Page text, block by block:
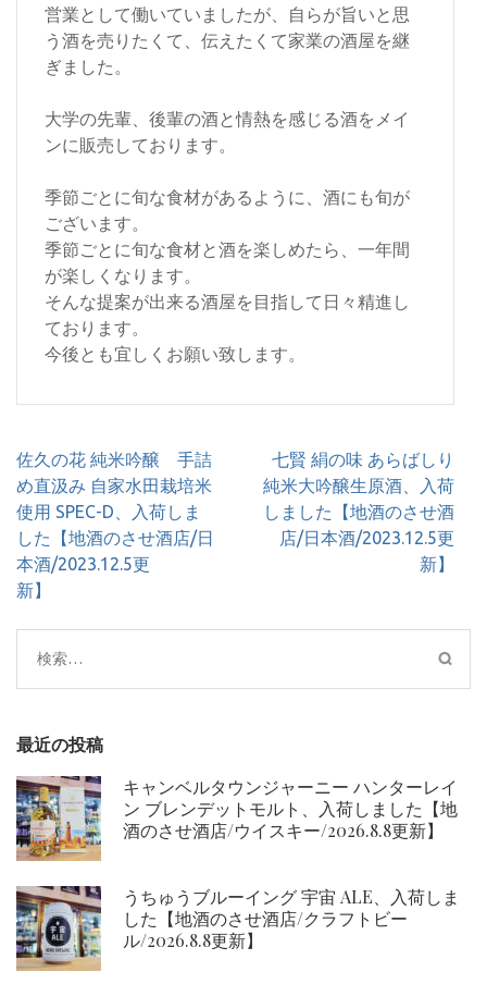
営業として働いていましたが、自らが旨いと思
う酒を売りたくて、伝えたくて家業の酒屋を継
ぎました。
大学の先輩、後輩の酒と情熱を感じる酒をメイ
ンに販売しております。
季節ごとに旬な食材があるように、酒にも旬が
ございます。
季節ごとに旬な食材と酒を楽しめたら、一年間
が楽しくなります。
そんな提案が出来る酒屋を目指して日々精進し
ております。
今後とも宜しくお願い致します。
投
稿
ナ
ビ
ゲ
ー
ン
佐久の花 純米吟醸 手詰
め直汲み 自家水田栽培米
使用 SPEC-D、入荷しま
した【地酒のさせ酒店/日
本酒/2023.12.5更
新】
七賢 絹の味 あらばしり
純米大吟醸生原酒、入荷
しました【地酒のさせ酒
店/日本酒/2023.12.5更
新】
検
索:
最近の投稿
キャンベルタウンジャーニー ハンターレイ
ン ブレンデットモルト、入荷しました【地
酒のさせ酒店/ウイスキー/2026.8.8更新】
うちゅうブルーイング 宇宙 ALE、入荷しま
した【地酒のさせ酒店/クラフトビー
ル/2026.8.8更新】